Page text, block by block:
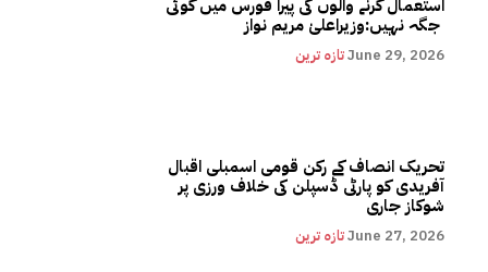
استعمال کرنے والوں کی پیرا فورس میں کوئی
تازہ ترینJune 29, 2026
تحریک انصاف کے رکن قومی اسمبلی اقبال
آفریدی کو پارٹی ڈسپلن کی خلاف ورزی پر
شوکاز جاری
تازہ ترینJune 27, 2026